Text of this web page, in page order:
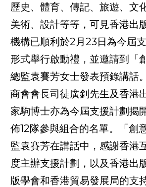
歷史、體育、傳記、旅遊、文
美術、設計等等，可見香港出
機構已順利於2月23日為今屆
形式舉行啟動禮，並邀請到「
總監袁賽芳女士發表預錄講話
商會會長司徒廣釗先生及香港
家駒博士亦為今屆支援計劃揭
佈12隊參與組合的名單。「創
監袁賽芳在講話中，感謝香港
度主辦支援計劃，以及香港出
版學會和香港貿易發展局的支